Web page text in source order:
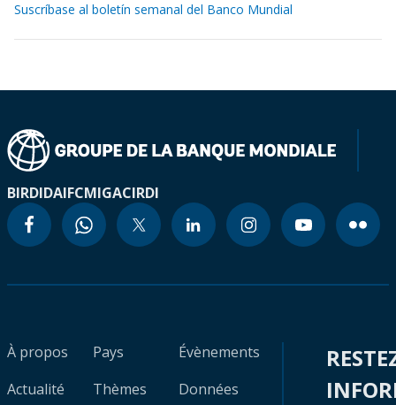
Suscríbase al boletín semanal del Banco Mundial
BIRDIDAIFCMIGACIRDI
À propos
Actualité
Pays
Thèmes
Évènements
Données